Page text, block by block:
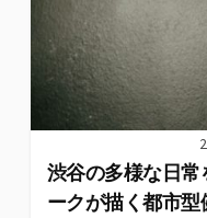
渋谷の多様な日
ークが描く都市